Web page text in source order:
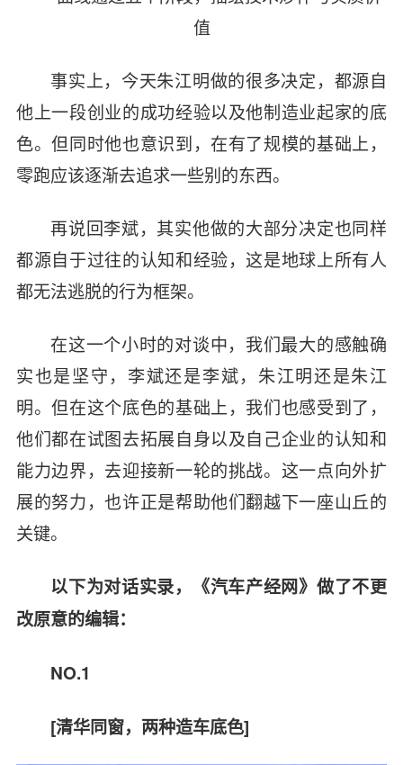
值
事实上，今天朱江明做的很多决定，都源自
他上一段创业的成功经验以及他制造业起家的底
色。但同时他也意识到，在有了规模的基础上，
零跑应该逐渐去追求一些别的东西。
再说回李斌，其实他做的大部分决定也同样
都源自于过往的认知和经验，这是地球上所有人
都无法逃脱的行为框架。
在这一个小时的对谈中，我们最大的感触确
实也是坚守，李斌还是李斌，朱江明还是朱江
明。但在这个底色的基础上，我们也感受到了，
他们都在试图去拓展自身以及自己企业的认知和
能力边界，去迎接新一轮的挑战。这一点向外扩
展的努力，也许正是帮助他们翻越下一座山丘的
关键。
以下为对话实录，《汽车产经网》做了不更
改原意的编辑：
NO.1
[清华同窗，两种造车底色]